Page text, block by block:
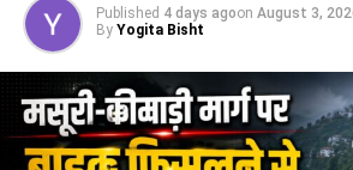
Published 4 days agoon August 3,
By Yogita Bisht